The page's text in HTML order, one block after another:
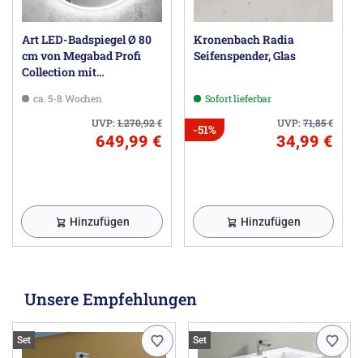
Art LED-Badspiegel Ø 80
cm von Megabad Profi
Collection mit
ca. 5-8 Wochen
UVP:1.270,92€
649,99 €
Hinzufügen
Kronenbach Radia
Seifenspender, Glas
Sofort lieferbar
UVP:71,85€
-51%
34,99 €
Hinzufügen
Unsere Empfehlungen
Set Set